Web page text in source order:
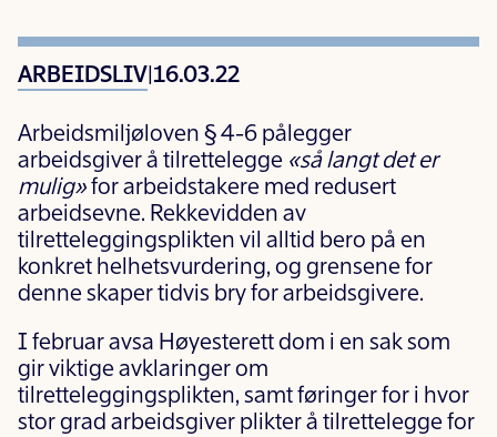
ARBEIDSLIV 16.03.22
Arbeidsmiljøloven § 4-6 pålegger
arbeidsgiver å tilrettelegge «så langt det er
mulig» for arbeidstakere med redusert
arbeidsevne. Rekkevidden av
tilretteleggingsplikten vil alltid bero på en
konkret helhetsvurdering, og grensene for
denne skaper tidvis bry for arbeidsgivere.
I februar avsa Høyesterett dom i en sak som
gir viktige avklaringer om
tilretteleggingsplikten, samt føringer for i hvor
stor grad arbeidsgiver plikter å tilrettelegge for